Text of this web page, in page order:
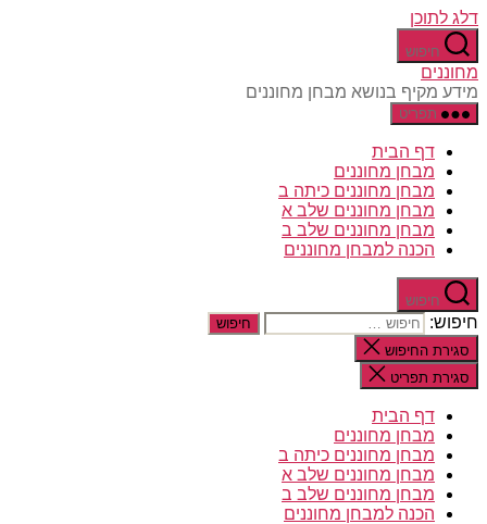
דלג לתוכן
חיפוש
מחוננים
מידע מקיף בנושא מבחן מחוננים
תפריט
דף הבית
מבחן מחוננים
מבחן מחוננים כיתה ב
מבחן מחוננים שלב א
מבחן מחוננים שלב ב
הכנה למבחן מחוננים
חיפוש
חיפוש:
סגירת החיפוש
סגירת תפריט
דף הבית
מבחן מחוננים
מבחן מחוננים כיתה ב
מבחן מחוננים שלב א
מבחן מחוננים שלב ב
הכנה למבחן מחוננים